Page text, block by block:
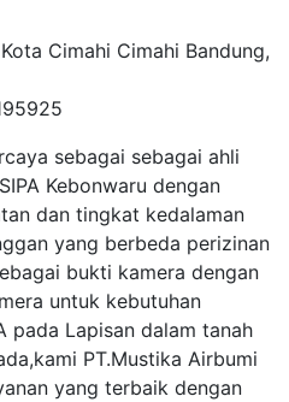
Cimahi Cimahi Bandung,
sebagai sebagai ahli
Kebonwaru dengan
dan tingkat kedalaman
yang berbeda perizinan
bukti kamera dengan
untuk kebutuhan
pada Lapisan dalam tanah
PT.Mustika Airbumi
yang terbaik dengan